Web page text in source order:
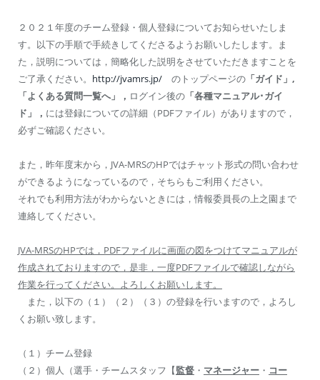
２０２１年度のチーム登録・個人登録についてお知らせいたしま
す。以下の手順で手続きしてくださるようお願いしたします。ま
た，説明については，簡略化した説明をさせていただきますことを
ご了承ください。 http://jvamrs.jp/ のトップページの 「ガイド 」 ,
「よくある質問一覧へ」， ログイン後の 「各種マニュアル･ガイ
ド」， には登録についての詳細（PDFファイル）がありますので，
必ずご確認ください。
また，昨年度末から，JVA-MRSのHPではチャット形式の問い合わせ
ができるようになっているので，そちらもご利用ください。
それでも利用方法がわからないときには，情報委員長の上之園まで
連絡してください。
JVA-MRSのHPでは，PDFファイルに画面の図をつけてマニュアルが
作成されておりますので，是非，一度PDFファイルで確認しながら
作業を行ってください。よろしくお願いします。
また，以下の（１）（２）（３）の登録を行いますので，よろし
くお願い致します。
（１）チーム登録
（２）個人（選手・チームスタッフ【監督 ・ マネージャー ・ コー